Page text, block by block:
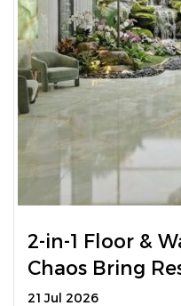
2-in-1 Floor &
Chaos Bring
21 Jul 2026